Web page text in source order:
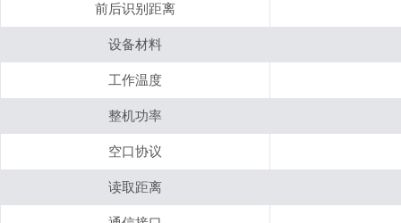
前后识别距离
设备材料
工作温度
整机功率
空口协议
读取距离